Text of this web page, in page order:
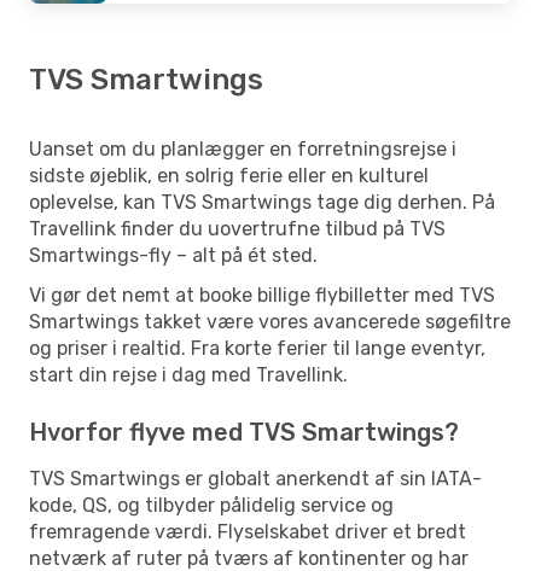
TVS Smartwings
Uanset om du planlægger en forretningsrejse i
sidste øjeblik, en solrig ferie eller en kulturel
oplevelse, kan TVS Smartwings tage dig derhen. På
Travellink finder du uovertrufne tilbud på TVS
Smartwings-fly – alt på ét sted.
Vi gør det nemt at booke billige flybilletter med TVS
Smartwings takket være vores avancerede søgefiltre
og priser i realtid. Fra korte ferier til lange eventyr,
start din rejse i dag med Travellink.
Hvorfor flyve med TVS Smartwings?
TVS Smartwings er globalt anerkendt af sin IATA-
kode, QS, og tilbyder pålidelig service og
fremragende værdi. Flyselskabet driver et bredt
netværk af ruter på tværs af kontinenter og har